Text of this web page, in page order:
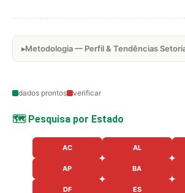
Metodologia — Perfil & Tendências
dados prontos verificar
🗺️ Pesquisa por Estado
AC AL
AP BA
DF ES